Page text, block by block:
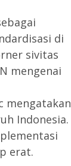
di
sivitas
mengenai
mengatakan
Indonesia.
erat.